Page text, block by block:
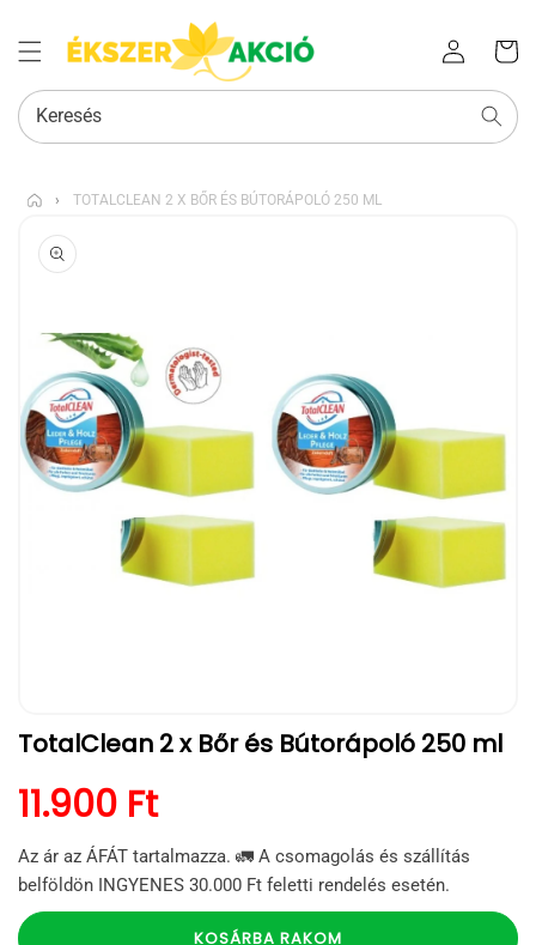
Bejelentkezés
kosara
Keresés
› TOTALCLEAN 2 X BŐR ÉS BÚTORÁPOLÓ 250 ML
UGRÁS A
TERMÉKADATOKRA
médiafájl
megnyitása
modális
párbeszédpanelen
TotalClean 2 x Bőr és Bútorápoló 250 ml
Normál ár
11.900 Ft
Az ár az ÁFÁT tartalmazza. 🚛 A csomagolás és szállítás
belföldön INGYENES 30.000 Ft feletti rendelés esetén.
KOSÁRBA RAKOM